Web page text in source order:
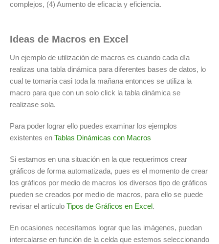
complejos, (4) Aumento de eficacia y eficiencia.
Ideas de Macros en Excel
Un ejemplo de utilización de macros es cuando cada día
realizas una tabla dinámica para diferentes bases de datos, lo
cual te tomaría casi toda la mañana entonces se utiliza la
macro para que con un solo click la tabla dinámica se
realizase sola.
Para poder lograr ello puedes examinar los ejemplos
existentes en Tablas Dinámicas con Macros
Si estamos en una situación en la que requerimos crear
gráficos de forma automatizada, pues es el momento de crear
los gráficos por medio de macros los diversos tipo de gráficos
pueden se creados por medio de macros, para ello se puede
revisar el artículo Tipos de Gráficos en Excel.
En ocasiones necesitamos lograr que las imágenes, puedan
intercalarse en función de la celda que estemos seleccionando